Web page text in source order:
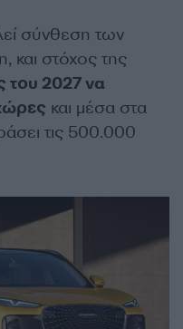
σύνθεση των
και στόχος της
του 2027 να
και μέσα στα
τις 500.000